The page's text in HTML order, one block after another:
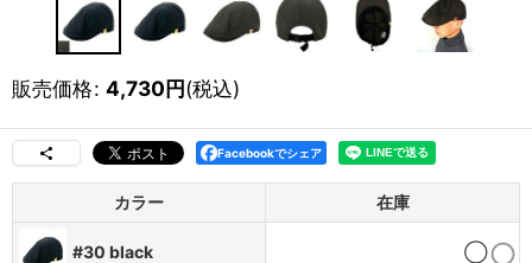
販売価格: 4,730円(税込)
Facebookでシェア
カラー 在庫
#30 black ◯